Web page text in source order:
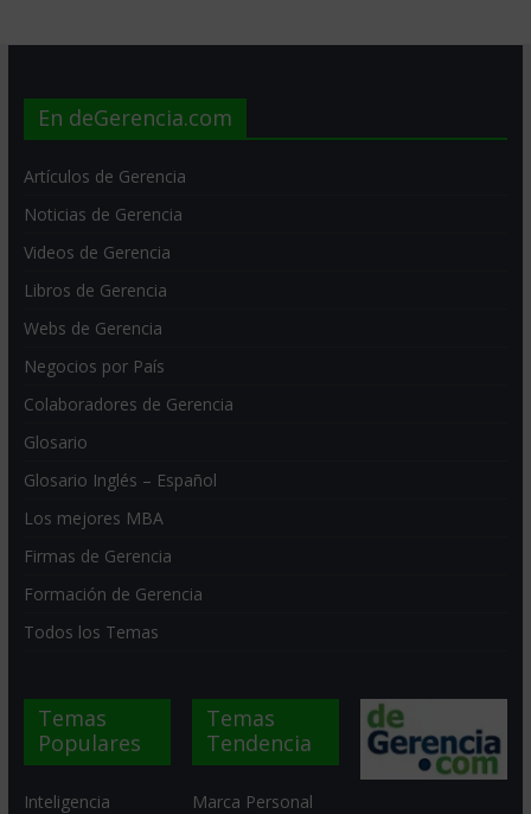
En deGerencia.com
Artículos de Gerencia
Noticias de Gerencia
Videos de Gerencia
Libros de Gerencia
Webs de Gerencia
Negocios por País
Colaboradores de Gerencia
Glosario
Glosario Inglés – Español
Los mejores MBA
Firmas de Gerencia
Formación de Gerencia
Todos los Temas
Temas
Populares
Inteligencia
Temas
Tendencia
Marca Personal